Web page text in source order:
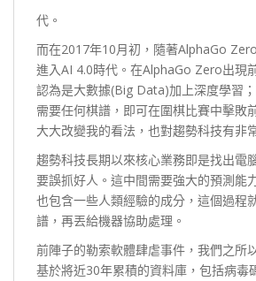
代。
而在2017年10月初，隨著AlphaGo
進入AI 4.0時代。在AlphaGo Zero出現
認為是大數據(Big Data)加上深度學習
需要任何棋譜，即可在圍棋比賽中擊敗
大大改變我的看法，也對趨勢科技有非
趨勢科技長期以來核心業務即是找出電
要誤抓好人。這中間需要強大的預測能
也包含一些人類經驗的成分，這個過程
譜，再丟給機器協助處理。
前陣子的勒索軟體肆虐事件，我們之所
基於將近30年累積的資料庫，包括病毒